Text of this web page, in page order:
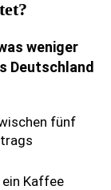
weniger
Deutschland
fünf
Kaffee